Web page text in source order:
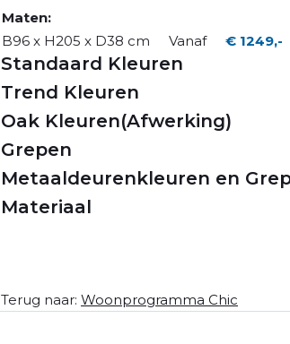
Maten:
B96 x H205 x D38 cm
Vanaf € 1249,-
Standaard Kleuren
Trend Kleuren
Oak Kleuren(Afwerking)
Grepen
Metaaldeurenkleuren en
Materiaal
Terug naar: Woonprogramma Chic